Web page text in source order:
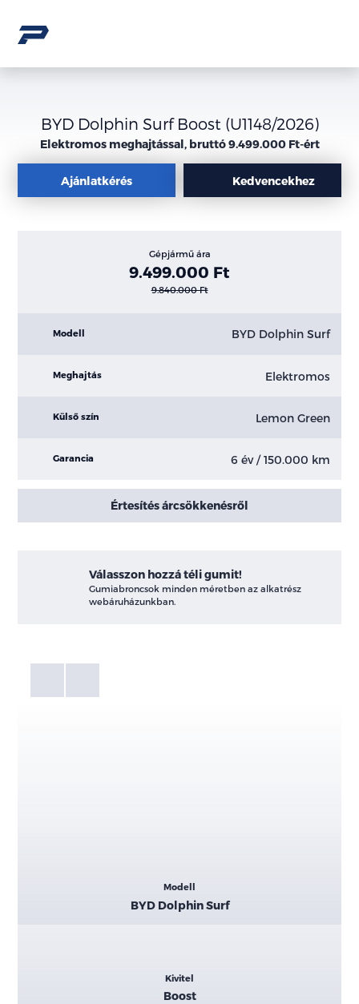
BYD Dolphin Surf Boost (U1148/2026)
Elektromos meghajtással, bruttó 9.499.000 Ft-ért
Ajánlatkérés Kedvencekhez
Gépjármű ára
9.499.000 Ft
9.840.000 Ft
Modell BYD Dolphin Surf
Meghajtás Elektromos
Külső szín Lemon Green
Garancia 6 év / 150.000 km
Értesítés árcsökkenésről
Válasszon hozzá téli gumit!
Gumiabroncsok minden méretben az alkatrész
webáruházunkban.
Galéria
Modell
BYD Dolphin Surf
Kivitel
Boost